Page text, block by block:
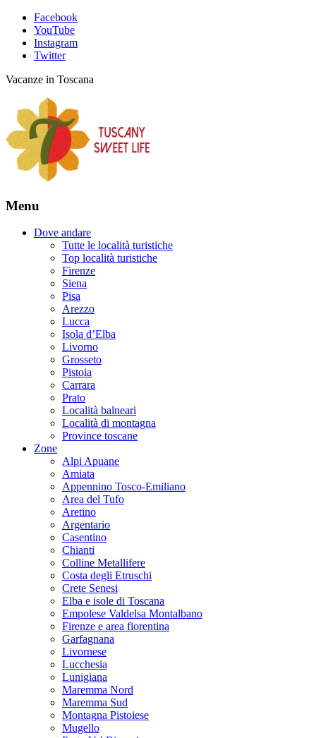
Facebook
YouTube
Instagram
Twitter
Vacanze in Toscana
Menu
Dove andare
Tutte le località turistiche
Top località turistiche
Firenze
Siena
Pisa
Arezzo
Lucca
Isola d’Elba
Livorno
Grosseto
Pistoia
Carrara
Prato
Località balneari
Località di montagna
Province toscane
Zone
Alpi Apuane
Amiata
Appennino Tosco-Emiliano
Area del Tufo
Aretino
Argentario
Casentino
Chianti
Colline Metallifere
Costa degli Etruschi
Crete Senesi
Elba e isole di Toscana
Empolese Valdelsa Montalbano
Firenze e area fiorentina
Garfagnana
Livornese
Lucchesia
Lunigiana
Maremma Nord
Maremma Sud
Montagna Pistoiese
Mugello